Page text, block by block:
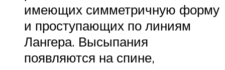
имеющих симметричную форму
и проступающих по линиям
Лангера. Высыпания
появляются на спине,